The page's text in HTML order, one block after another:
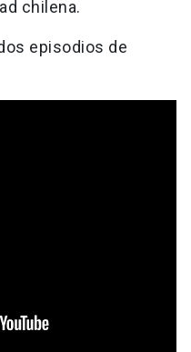
chilena.
episodios de